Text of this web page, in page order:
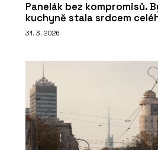
Panelák bez kompromisů.
kuchyně stala srdcem
31. 3. 2026